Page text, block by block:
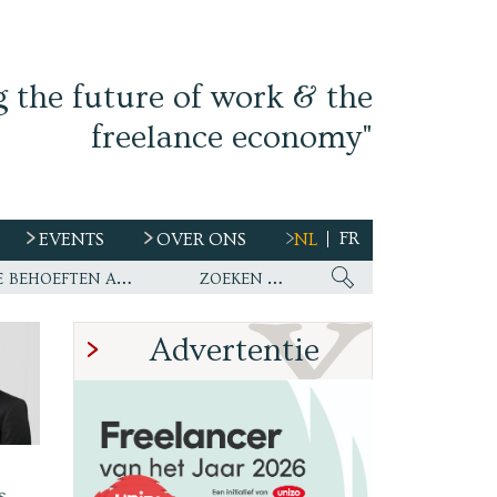
the future of work & the
freelance economy"
EVENTS OVER ONS NL FR
Ework nu wereldwijde partner van WirelessCar’s talentstrategie en toekomstige behoeften aan personeel
Advertentie